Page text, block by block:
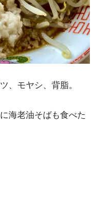
、モヤシ、背脂。
海老油そばも食べた